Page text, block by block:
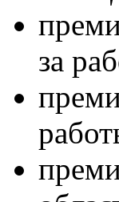
за